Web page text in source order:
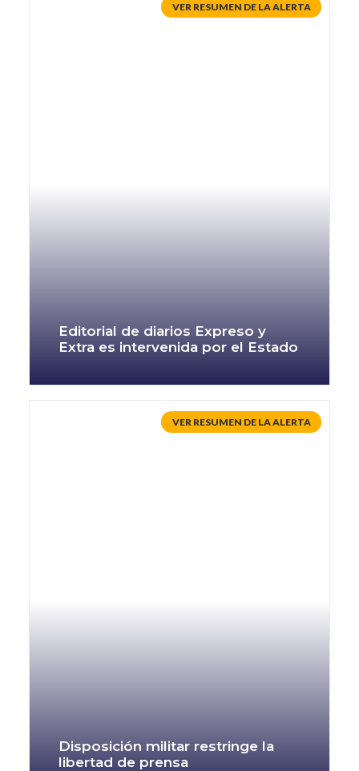
Editorial de diarios Expreso y
Extra es intervenida por el Estado
Disposición militar restringe la
libertad de prensa